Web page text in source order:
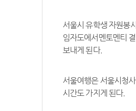
서울시 유학생 자원봉
임자도에서멘토멘티
보내게 된다.
서울여행은 서울시청
시간도 가지게 된다.